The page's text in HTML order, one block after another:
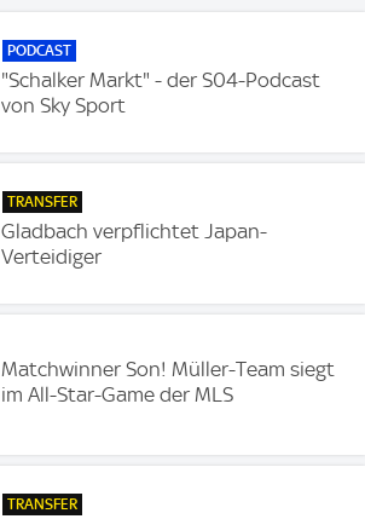
PODCAST
"Schalker Markt" - der S04-Podcast
von Sky Sport
TRANSFER
Gladbach verpflichtet Japan-
Verteidiger
Matchwinner Son! Müller-Team siegt
im All-Star-Game der MLS
TRANSFER